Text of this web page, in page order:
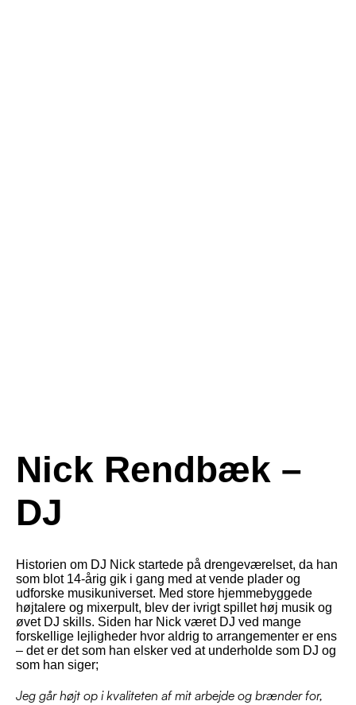
Nick Rendbæk –
DJ
Historien om DJ Nick startede på drengeværelset, da han
som blot 14-årig gik i gang med at vende plader og
udforske musikuniverset. Med store hjemmebyggede
højtalere og mixerpult, blev der ivrigt spillet høj musik og
øvet DJ skills. Siden har Nick været DJ ved mange
forskellige lejligheder hvor aldrig to arrangementer er ens
– det er det som han elsker ved at underholde som DJ og
som han siger;
Jeg går højt op i kvaliteten af mit arbejde og brænder for,